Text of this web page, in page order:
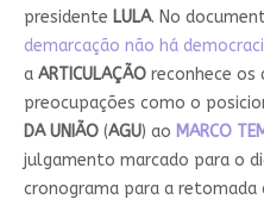
presidente LULA. No
demarcação não há
a ARTICULAÇÃOreconhece os
preocupações como o
DA UNIÃO(AGU) ao MARCO
julgamento marcado para o
cronograma para a retomada